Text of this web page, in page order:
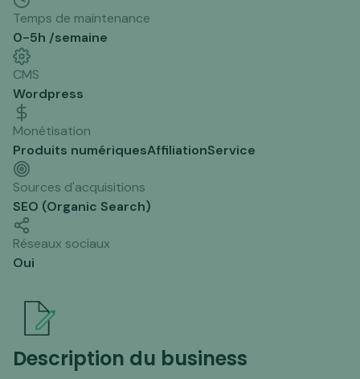
Temps de maintenance
0-5h /semaine
CMS
Wordpress
Monétisation
Produits numériquesAffiliationService
Sources d'acquisitions
SEO (Organic Search)
Réseaux sociaux
Oui
Description du business